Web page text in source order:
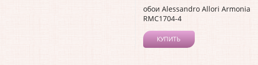
обои Alessandro Allori Armonia
RMC1704-4
КУПИТЬ